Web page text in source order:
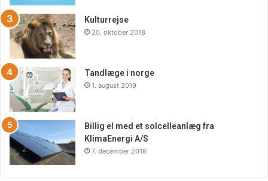
Kulturrejse
20. oktober 2018
Tandlæge i norge
1. august 2019
Billig el med et solcelleanlæg fra
KlimaEnergi A/S
7. december 2018